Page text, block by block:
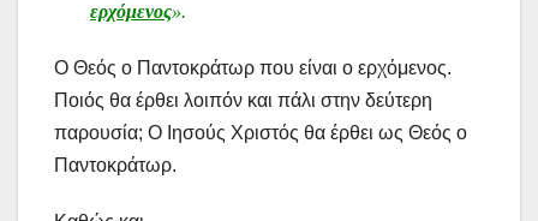
ερχόμενος».
Ο Θεός ο Παντοκράτωρ που είναι ο ερχόμενος.
Ποιός θα έρθει λοιπόν και πάλι στην δεύτερη
παρουσία; Ο Ιησούς Χριστός θα έρθει ως Θεός ο
Παντοκράτωρ.